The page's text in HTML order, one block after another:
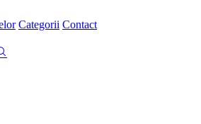
Categorii Contact